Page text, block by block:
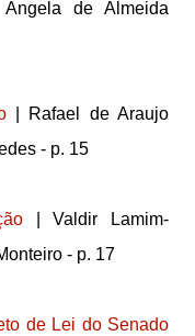
de Almeida
| Rafael de Araujo
- p. 15
| Valdir Lamim-
- p. 17
de Lei do Senado